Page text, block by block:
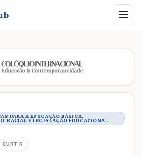
Abrir
trabalho
PARA A EDUCAÇÃO BÁSICA,
RACIAL E LEGISLAÇÃO EDUCACIONAL
CURTIR